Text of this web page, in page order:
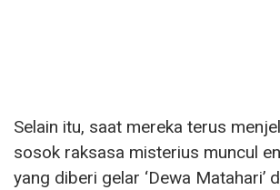
Selain itu, saat mereka terus
sosok raksasa misterius muncul
yang diberi gelar ‘Dewa Matahari’